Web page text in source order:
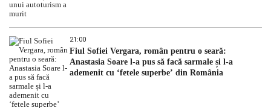
21:00
Fiul Sofiei Vergara, român pentru o seară:
Anastasia Soare l-a pus să facă sarmale și l-a
ademenit cu ‘fetele superbe’ din România